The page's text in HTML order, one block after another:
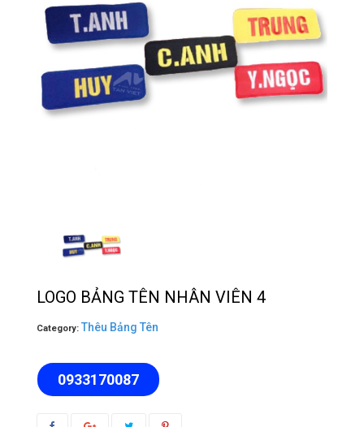
LOGO BẢNG TÊN NHÂN VIÊN 4
Category: Thêu Bảng Tên
0933170087